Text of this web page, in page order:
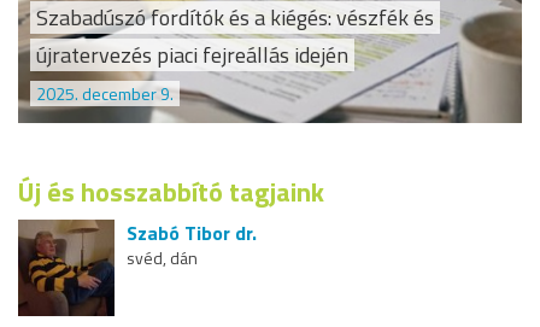
Szabadúszó fordítók és a kiégés: vészfék és
újratervezés piaci fejreállás idején
2025. december 9.
Új és hosszabbító tagjaink
Szabó Tibor dr.
svéd, dán